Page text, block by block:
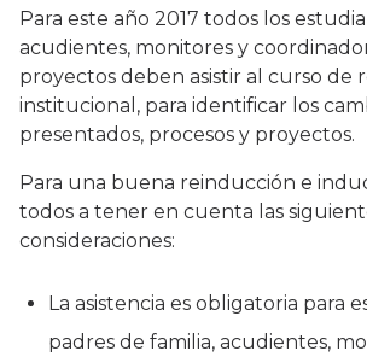
Para este año 2017 todos los
acudientes, monitores y
proyectos deben asistir al curso de
institucional, para identificar los
presentados, procesos y proyectos.
Para una buena reinducción e
todos a tener en cuenta las
consideraciones:
La asistencia es obligatoria para
padres de familia, acudientes,